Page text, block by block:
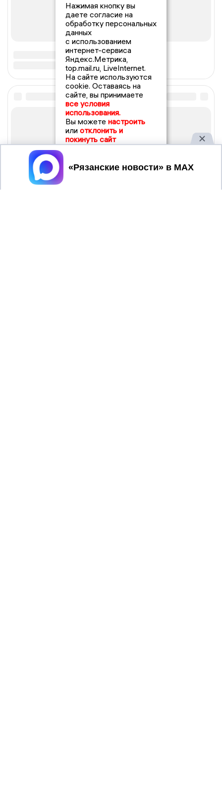
Нажимая кнопку вы
даете согласие на
обработку персональных
данных
с использованием
интернет-сервиса
Яндекс.Метрика,
top.mail.ru, LiveInternet.
На сайте используются
cookie. Оставаясь на
сайте, вы принимаете
все условия
использования.
Вы можете настроить
или отклонить и
покинуть сайт
Принять